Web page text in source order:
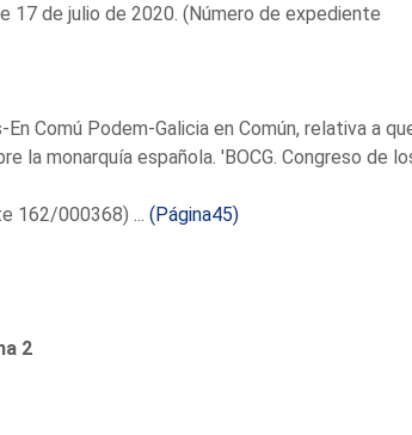
17 de julio de 2020. (Número de expediente
Comú Podem-Galicia en Común, relativa a
la monarquía española. 'BOCG. Congreso de
162/000368) ... (Página45)
2